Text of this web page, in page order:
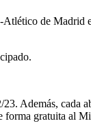
Atlético de Madrid
Además, cada
forma gratuita al